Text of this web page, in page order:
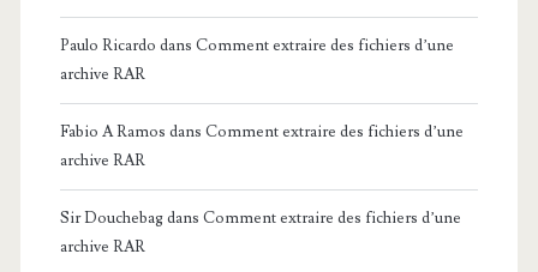
Paulo Ricardo dans Comment extraire des fichiers d’une
archive RAR
Fabio A Ramos dans Comment extraire des fichiers d’une
archive RAR
Sir Douchebagdans Comment extraire des fichiers d’une
archive RAR